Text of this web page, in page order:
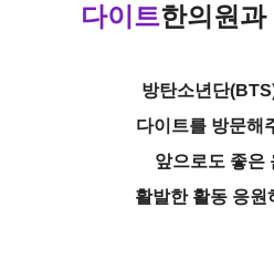
다이트한의원과
방탄소년단
다이트를 방문해
앞으로도 좋은
활발한 활동 응원